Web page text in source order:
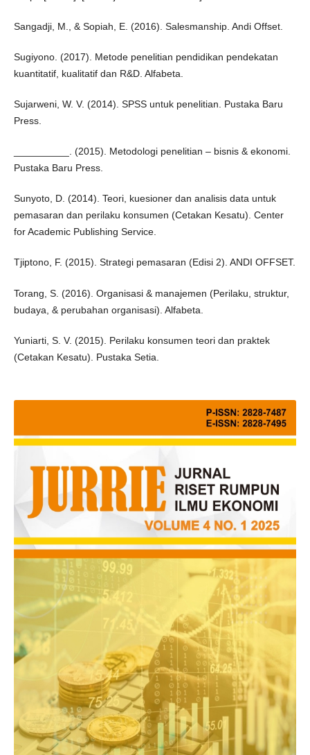
Sangadji, M., & Sopiah, E. (2016). Salesmanship. Andi Offset.
Sugiyono. (2017). Metode penelitian pendidikan pendekatan
kuantitatif, kualitatif dan R&D. Alfabeta.
Sujarweni, W. V. (2014). SPSS untuk penelitian. Pustaka Baru
Press.
__________. (2015). Metodologi penelitian – bisnis & ekonomi.
Pustaka Baru Press.
Sunyoto, D. (2014). Teori, kuesioner dan analisis data untuk
pemasaran dan perilaku konsumen (Cetakan Kesatu). Center
for Academic Publishing Service.
Tjiptono, F. (2015). Strategi pemasaran (Edisi 2). ANDI OFFSET.
Torang, S. (2016). Organisasi & manajemen (Perilaku, struktur,
budaya, & perubahan organisasi). Alfabeta.
Yuniarti, S. V. (2015). Perilaku konsumen teori dan praktek
(Cetakan Kesatu). Pustaka Setia.